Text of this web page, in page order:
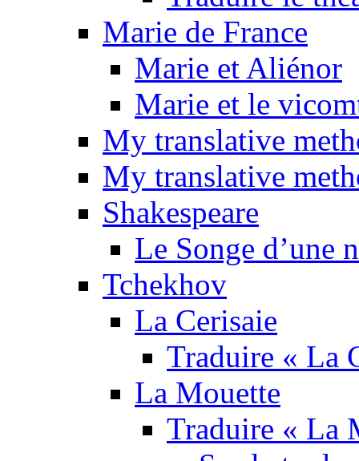
Marie de France
Marie et Aliénor
Marie et le
My translative
My translative
Shakespeare
Le Songe d’une
Tchekhov
La Cerisaie
Traduire « La
La Mouette
Traduire « La